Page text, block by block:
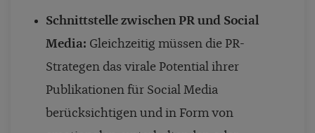
Schnittstelle zwischen PR und Social
Media: Gleichzeitig müssen die PR-
Strategen das virale Potential ihrer
Publikationen für Social Media
berücksichtigen und in Form von